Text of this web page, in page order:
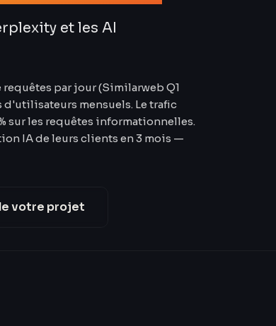
et les AI
par jour (Similarweb Q1
mensuels. Le trafic
sur les requêtes informationnelles.
IA de leurs clients en 3 mois —
votre projet